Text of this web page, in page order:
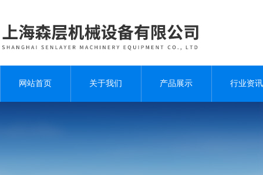
网站首页 关于我们 产品展示 行业资讯